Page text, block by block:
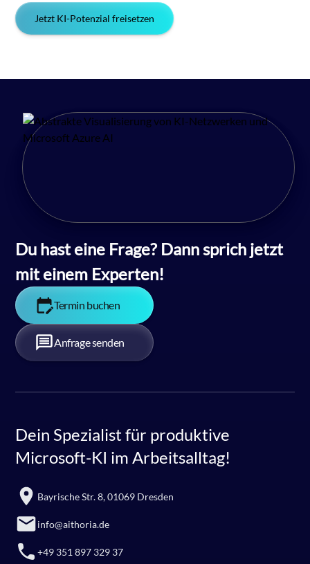
Du hast eine Frage? Dann sprich jetzt
mit einem Experten!
Termin buchen
Anfrage senden
Dein Spezialist für produktive
Microsoft-KI im Arbeitsalltag!
Bayrische Str. 8, 01069 Dresden
info@aithoria.de
+49 351 897 329 37